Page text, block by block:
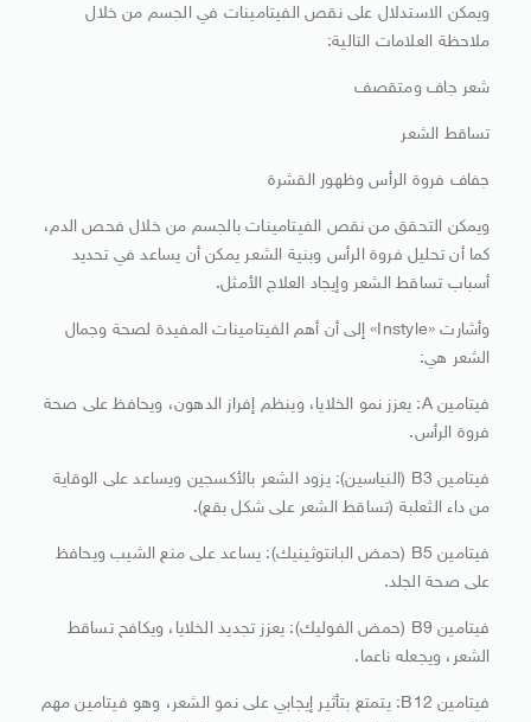
ويمكن الاستدلال على نقص الفيتامينات في الجسم من خلال
ملاحظة العلامات التالية:
شعر جاف ومتقصف
تساقط الشعر
جفاف فروة الرأس وظهور القشرة
ويمكن التحقق من نقص الفيتامينات بالجسم من خلال فحص الدم،
كما أن تحليل فروة الرأس وبنية الشعر يمكن أن يساعد في تحديد
أسباب تساقط الشعر وإيجاد العلاج الأمثل.
وأشارت «Instyle» إلى أن أهم الفيتامينات المفيدة لصحة وجمال
الشعر هي:
فيتامين A: يعزز نمو الخلايا، وينظم إفراز الدهون، ويحافظ على صحة
فروة الرأس.
فيتامين B3 (النياسين): يزود الشعر بالأكسجين ويساعد على الوقاية
من داء الثعلبة (تساقط الشعر على شكل بقع).
فيتامين B5 (حمض البانتوثينيك): يساعد على منع الشيب ويحافظ
على صحة الجلد.
فيتامين B9 (حمض الفوليك): يعزز تجديد الخلايا، ويكافح تساقط
الشعر، ويجعله ناعما.
فيتامين B12: يتمتع بتأثير إيجابي على نمو الشعر، وهو فيتامين مهم